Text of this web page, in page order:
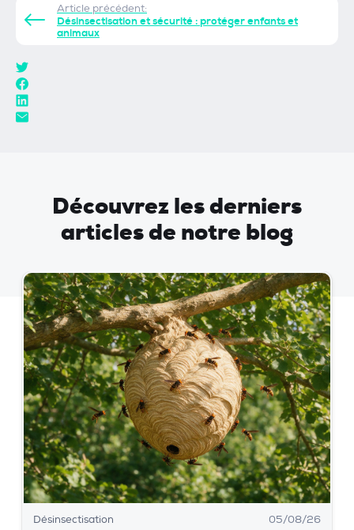
Article précédent:
Désinsectisation et sécurité : protéger enfants et
animaux
Découvrez les derniers
articles de notre blog
Désinsectisation 05/08/26